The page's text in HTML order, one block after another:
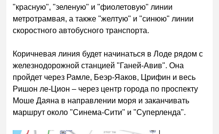
"красную", "зеленую" и "фиолетовую" линии
метротрамвая, а также "желтую" и "синюю" линии
скоростного автобусного транспорта.
Коричневая линия будет начинаться в Лоде рядом с
железнодорожной станцией "Ганей-Авив". Она
пройдет через Рамле, Беэр-Яаков, Црифин и весь
Ришон ле-Цион – через центр города по проспекту
Моше Даяна в направлении моря и заканчивать
маршрут около "Синема-Сити" и "Суперленда".